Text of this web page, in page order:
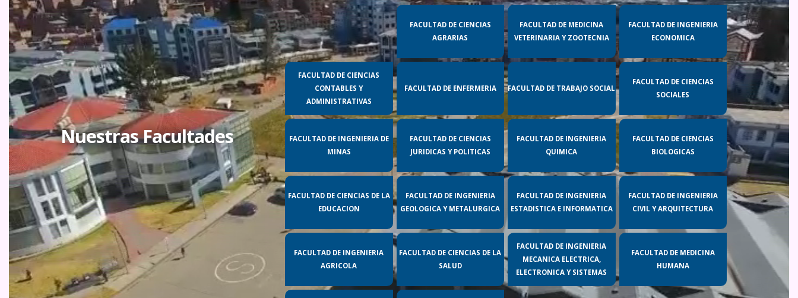
Nuestras Facultades
FACULTAD DE CIENCIAS
AGRARIAS
FACULTAD DE MEDICINA
VETERINARIA Y ZOOTECNIA
FACULTAD DE INGENIERIA
ECONOMICA
FACULTAD DE CIENCIAS
CONTABLES Y
ADMINISTRATIVAS
FACULTAD DE ENFERMERIA FACULTAD DE TRABAJO SOCIAL
FACULTAD DE CIENCIAS
SOCIALES
FACULTAD DE INGENIERIA DE
MINAS
FACULTAD DE CIENCIAS
JURIDICAS Y POLITICAS
FACULTAD DE INGENIERIA
QUIMICA
FACULTAD DE CIENCIAS
BIOLOGICAS
FACULTAD DE CIENCIAS DE LA
EDUCACION
FACULTAD DE INGENIERIA
GEOLOGICA Y METALURGICA
FACULTAD DE INGENIERIA
ESTADISTICA E INFORMATICA
FACULTAD DE INGENIERIA
CIVIL Y ARQUITECTURA
FACULTAD DE INGENIERIA
AGRICOLA
FACULTAD DE CIENCIAS DE LA
SALUD
FACULTAD DE INGENIERIA
MECANICA ELECTRICA,
ELECTRONICA Y SISTEMAS
FACULTAD DE MEDICINA
HUMANA